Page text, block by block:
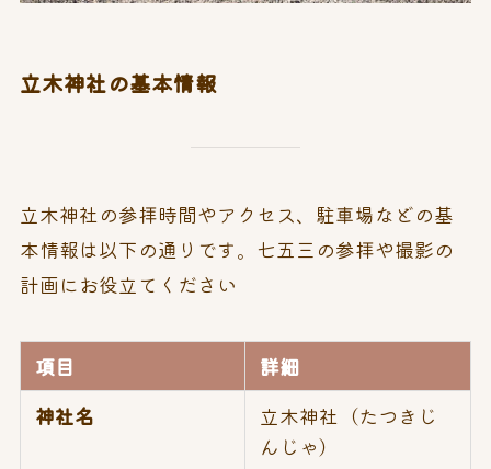
立木神社の基本情報
立木神社の参拝時間やアクセス、駐車場などの基
本情報は以下の通りです。七五三の参拝や撮影の
計画にお役立てください
項目
詳細
神社名
立木神社（たつきじ
んじゃ）